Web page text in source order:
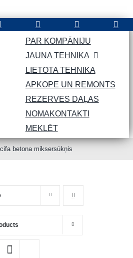
PAR KOMPĀNIJU
JAUNA TEHNIKA
LIETOTA TEHNIKA
APKOPE UN REMONTS
REZERVES DAĻAS
NOMAKONTAKTI
MEKLĒT
cifa betona miksersūkņis